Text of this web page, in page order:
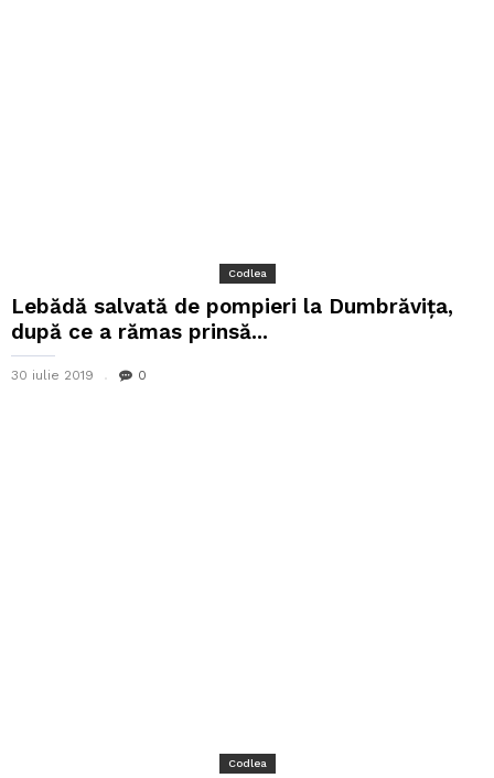
Codlea
Lebădă salvată de pompieri la Dumbrăvița,
după ce a rămas prinsă...
30 iulie 2019 0
Codlea